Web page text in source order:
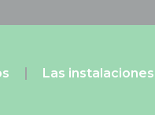
Las instalaciones